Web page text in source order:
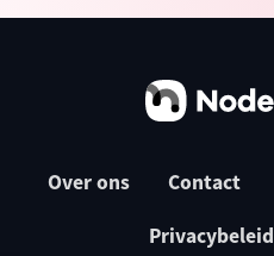
Over ons Contact
Privacybeleid